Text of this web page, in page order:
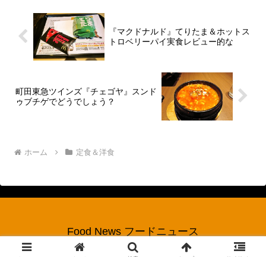
『マクドナルド』てりたま＆ホットス
トロベリーパイ実食レビュー的な
町田東急ツインズ『チェゴヤ』スンド
ゥブチゲでどうでしょう？
ホーム 定食＆洋食
Food News フードニュース
© 2017 Food News フードニュース.